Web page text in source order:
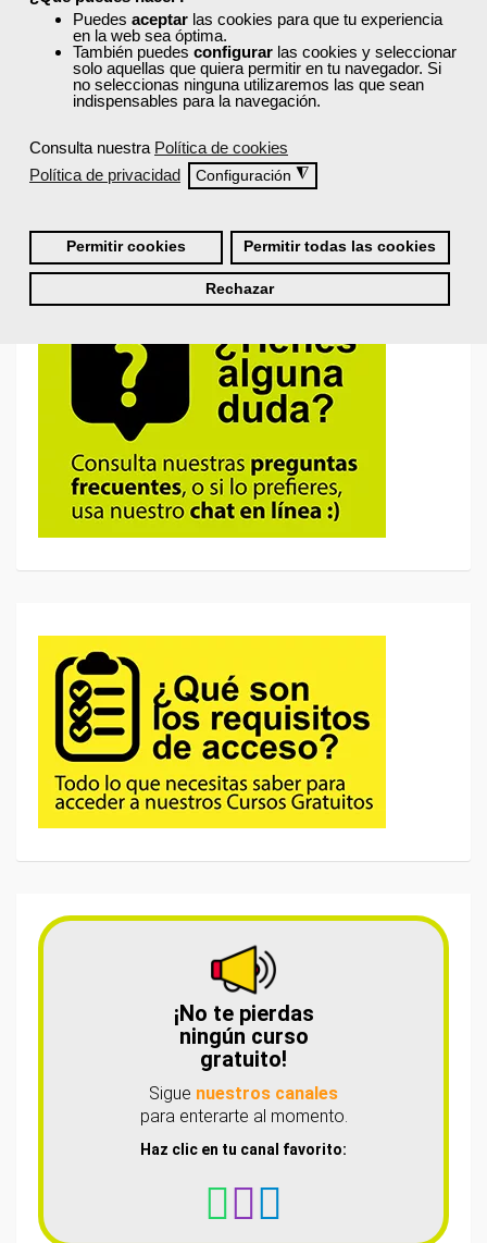
Puedes aceptar las cookies para que tu experiencia
en la web sea óptima.
También puedes configurar las cookies y seleccionar
solo aquellas que quiera permitir en tu navegador. Si
no seleccionas ninguna utilizaremos las que sean
indispensables para la navegación.
Consulta nuestra Política de cookies
Política de privacidad
Configuración ◮
Permitir cookies Permitir todas las cookies
Rechazar
Recordarme
¡No te pierdas
ningún curso
gratuito!
Sigue nuestros canales
para enterarte al momento.
Haz clic en tu canal favorito: